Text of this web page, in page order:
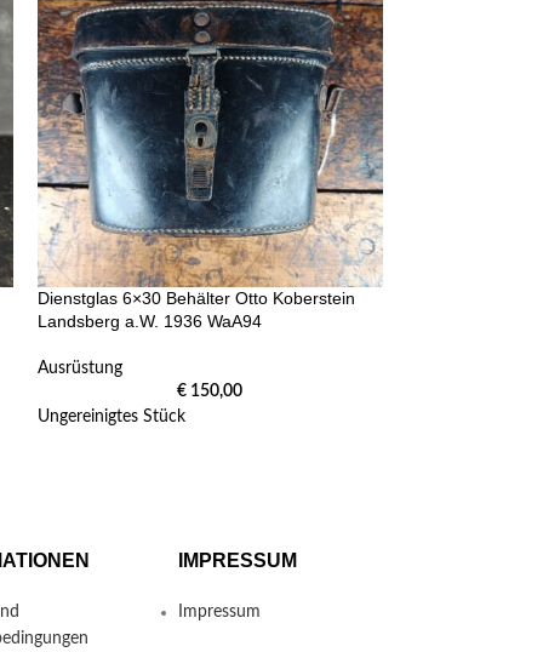
Dienstglas 6×30 Behälter Otto Koberstein
Landsberg a.W. 1936 WaA94
Ausrüstung
€ 150,00
Ungereinigtes Stück
IMPRESSUM
Impressum